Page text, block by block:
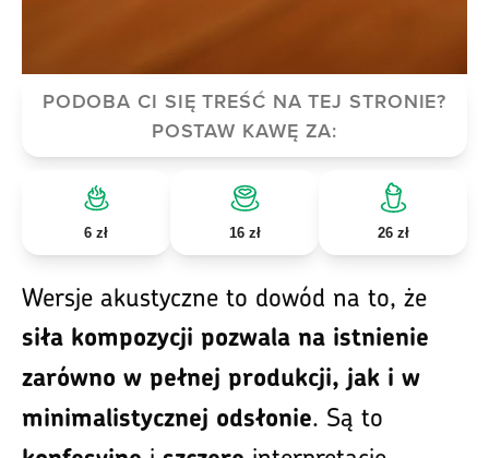
PODOBA CI SIĘ TREŚĆ NA TEJ STRONIE?
POSTAW KAWĘ ZA:
6 zł 16 zł 26 zł
Wersje akustyczne to dowód na to, że
siła kompozycji pozwala na istnienie
zarówno w pełnej produkcji, jak i w
minimalistycznej odsłonie. Są to